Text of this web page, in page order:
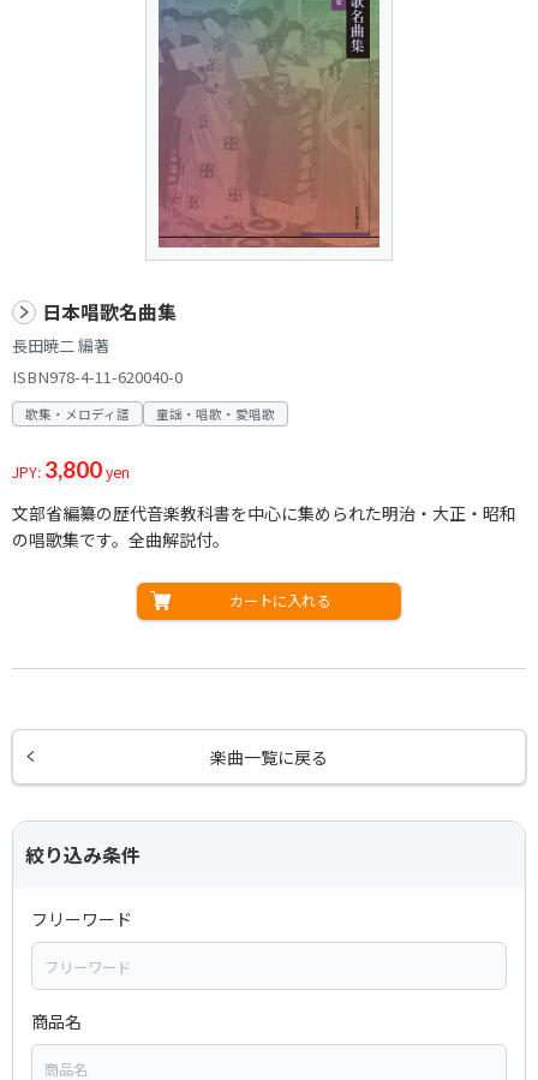
日本唱歌名曲集
長田暁二 編著
ISBN978-4-11-620040-0
歌集・メロディ譜 童謡・唱歌・愛唱歌
JPY: 3,800yen
文部省編纂の歴代音楽教科書を中心に集められた明治・大正・昭和
の唱歌集です。全曲解説付。
カートに入れる
楽曲一覧に戻る
絞り込み条件
フリーワード
商品名